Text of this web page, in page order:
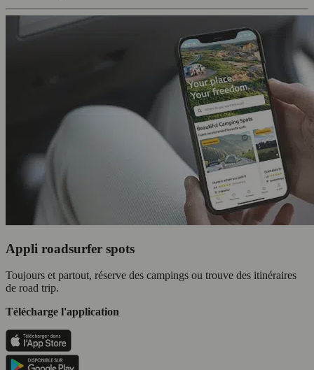
Appli roadsurfer spots
Toujours et partout, réserve des campings ou trouve des itinéraires
de road trip.
Télécharge l'application